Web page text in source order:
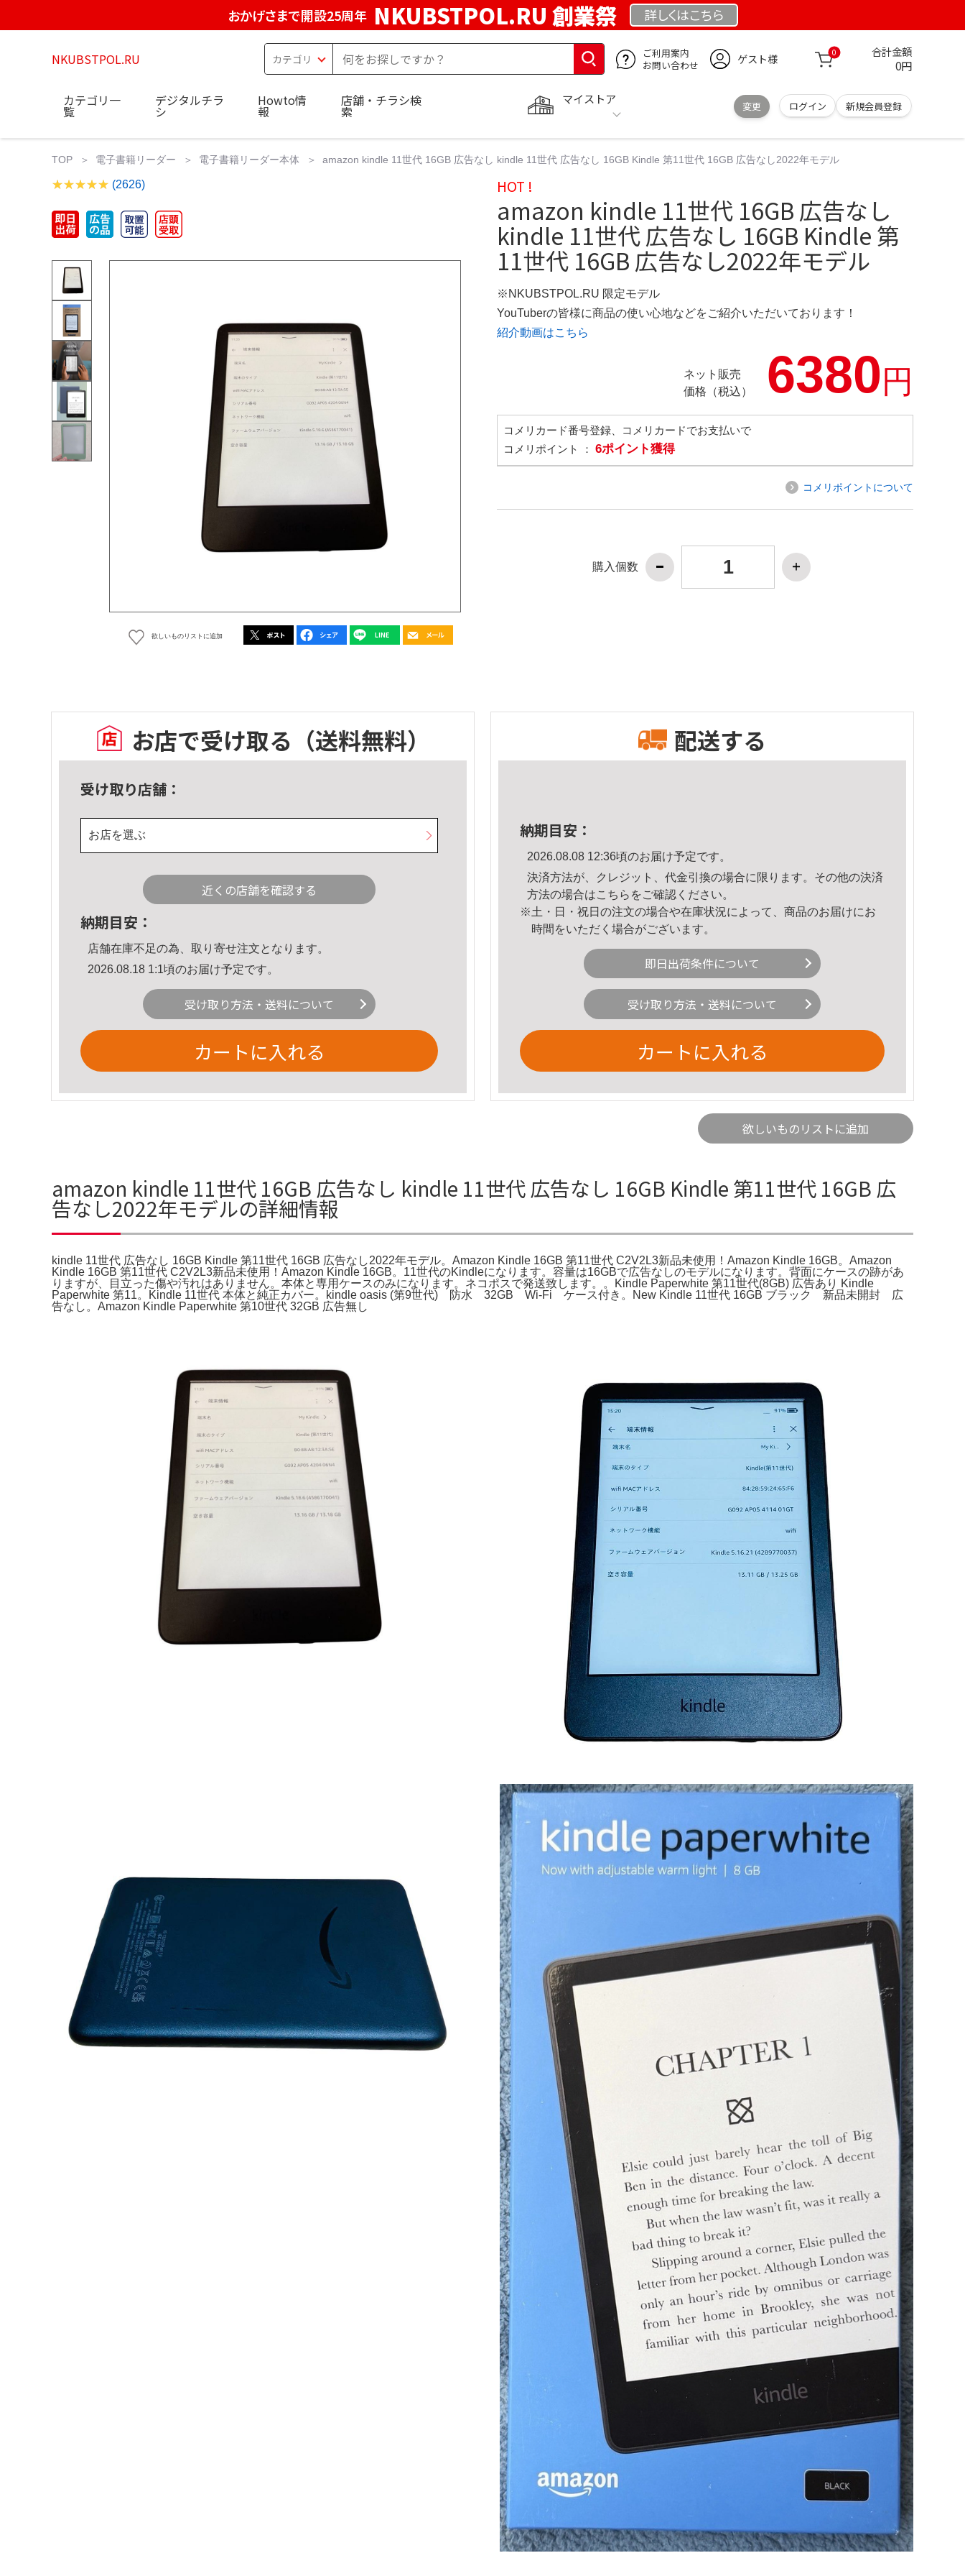
おかげさまで開設25周年 NKUBSTPOL.RU 創業祭 詳しくはこちら
NKUBSTPOL.RU
ご利用案内
お問い合わせ
ゲスト様 0 合計金額
0円
マイストア
変更 ログイン 新規会員登録
カテゴリ一
覧
デジタルチラ
シ
Howto情
報
店舗・チラシ検
索
TOP 電子書籍リーダー 電子書籍リーダー本体 amazon kindle 11世代 16GB 広告なし kindle 11世代 広告なし 16GB Kindle 第11世代 16GB 広告なし2022年モデル
(2626)
欲しいものリストに追加
HOT !
amazon kindle 11世代 16GB 広告なし
kindle 11世代 広告なし 16GB Kindle 第
11世代 16GB 広告なし2022年モデル
※NKUBSTPOL.RU 限定モデル
YouTuberの皆様に商品の使い心地などをご紹介いただいております！
紹介動画はこちら
ネット販売
価格（税込）
6380円
コメリカード番号登録、コメリカードでお支払いで
コメリポイント ： 6ポイント獲得
コメリポイントについて
購入個数
お店で受け取る （送料無料）
受け取り店舗：
お店を選ぶ
近くの店舗を確認する
納期目安：
店舗在庫不足の為、取り寄せ注文となります。
2026.08.18 1:1頃のお届け予定です。
受け取り方法・送料について
カートに入れる
配送する
納期目安：
2026.08.08 12:36頃のお届け予定です。
決済方法が、クレジット、代金引換の場合に限ります。その他の決済
方法の場合はこちら をご確認ください。
※土・日・祝日の注文の場合や在庫状況によって、商品のお届けにお
時間をいただく場合がございます。
即日出荷条件について
受け取り方法・送料について
カートに入れる
欲しいものリストに追加
amazon kindle 11世代 16GB 広告なし kindle 11世代 広告なし 16GB Kindle 第11世代 16GB 広
告なし2022年モデルの詳細情報
kindle 11世代 広告なし 16GB Kindle 第11世代 16GB 広告なし2022年モデル。Amazon Kindle 16GB 第11世代 C2V2L3新品未使用！Amazon Kindle 16GB。Amazon
Kindle 16GB 第11世代 C2V2L3新品未使用！Amazon Kindle 16GB。11世代のKindleになります。容量は16GBで広告なしのモデルになります。背面にケースの跡があ
りますが、目立った傷や汚れはありません。本体と専用ケースのみになります。ネコポスで発送致します。。Kindle Paperwhite 第11世代(8GB) 広告あり Kindle
Paperwhite 第11。Kindle 11世代 本体と純正カバー。kindle oasis (第9世代) 防水 32GB Wi-Fi ケース付き。New Kindle 11世代 16GB ブラック 新品未開封 広
告なし。Amazon Kindle Paperwhite 第10世代 32GB 広告無し